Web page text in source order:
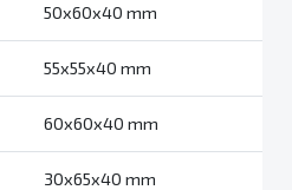
50x60x40 mm
55x55x40 mm
60x60x40 mm
30x65x40 mm